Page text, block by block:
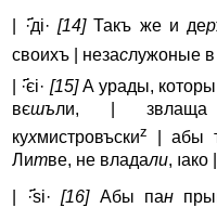
| ·҃ді· [14]Такъ же и дер
своихъ | незаслужоные в
| ·҃єі· [15]А yрады, которы
вєшъли, | звлаща
кухмистровъскиz | абы
Литве, не владали,
| ·҃ѕі·[16]Абы пан